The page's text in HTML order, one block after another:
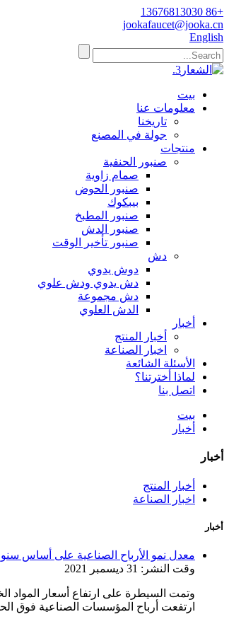
+86 13676813030
jookafaucet@jooka.cn
English
بيت
معلومات عنا
تاريخنا
جولة في المصنع
منتجات
صنبور الحنفية
صمام زاوية
صنبور الحوض
بيبكوك
صنبور المطبخ
صنبور الدش
صنبور تأخير الوقت
دش
دوش يدوي
دش يدوي ودش علوي
دش مجموعة
الدش العلوي
أخبار
أخبار المنتج
اخبار الصناعة
الأسئلة الشائعة
لماذا أخترتنا؟
اتصل بنا
بيت
أخبار
أخبار
أخبار المنتج
اخبار الصناعة
أخبار
معدل نمو الأرباح الصناعية على أساس
وقت النشر: 31 ديسمبر 2021
ارتفعت أرباح المؤسسات الصناعية فوق الحجم